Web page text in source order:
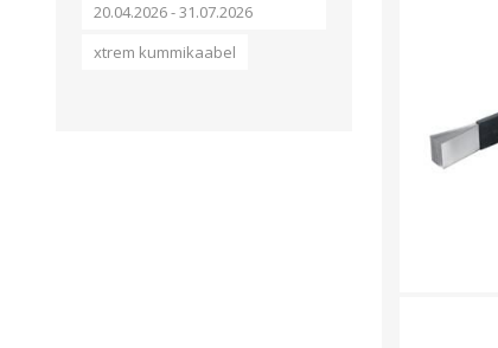
20.04.2026 - 31.07.2026
xtrem kummikaabel